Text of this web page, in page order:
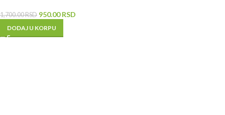
1,700.00RSD 950.00RSD
DODAJ U KORPU